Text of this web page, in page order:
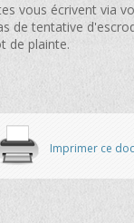
vous écrivent via
de tentative
de plainte.
Imprimer ce